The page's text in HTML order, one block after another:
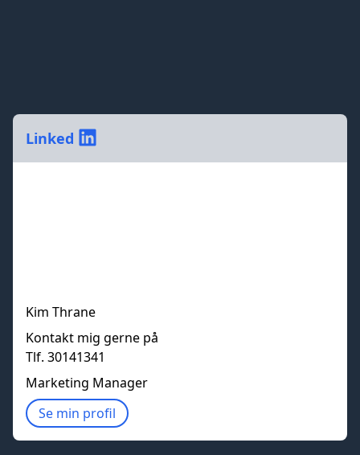
Linked
Kim Thrane
Kontakt mig gerne på
Tlf. 30141341
Marketing Manager
Se min profil